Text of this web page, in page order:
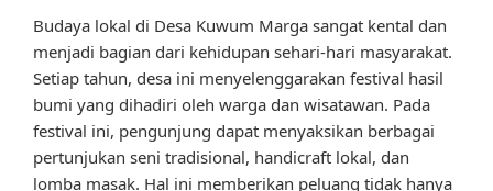
Budaya lokal di Desa Kuwum Marga sangat kental dan
menjadi bagian dari kehidupan sehari-hari masyarakat.
Setiap tahun, desa ini menyelenggarakan festival hasil
bumi yang dihadiri oleh warga dan wisatawan. Pada
festival ini, pengunjung dapat menyaksikan berbagai
pertunjukan seni tradisional, handicraft lokal, dan
lomba masak. Hal ini memberikan peluang tidak hanya